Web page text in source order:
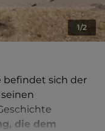
1/2
befindet sich der
die dem